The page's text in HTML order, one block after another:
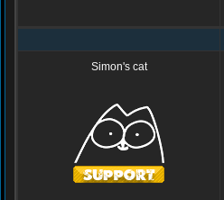
Simon's cat